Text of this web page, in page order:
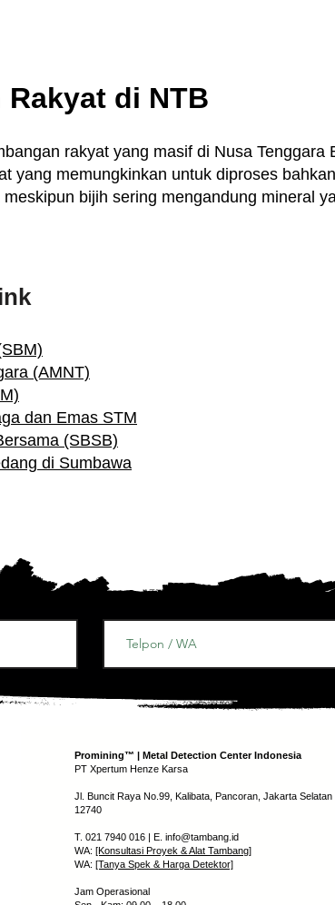
di NTB
rakyat yang masif di Nusa
yang memungkinkan untuk diproses
bijih sering mengandung mineral
(AMNT)
dan Emas STM
(SBSB)
di Sumbawa
Promining™ | Metal Detection Center Indonesia
PT Xpertum Henze Karsa
Jl. Buncit Raya No.99, Kalibata, Pancoran, Jakarta Selatan
12740
T. 021 7940 016 | E. info@tambang.id
WA: [Konsultasi Proyek & Alat Tambang]
WA: [Tanya Spek & Harga Detektor]
Jam Operasional